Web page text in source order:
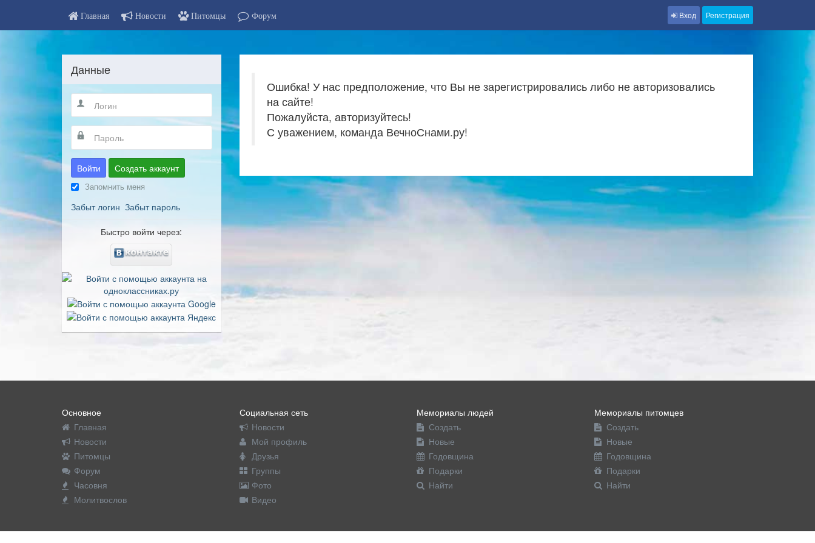
Главная Новости Питомцы Форум Вход Регистрация
Ошибка! У нас предположение, что Вы не зарегистрировались либо не авторизовались
на сайте!
Пожалуйста, авторизуйтесь!
С уважением, команда ВечноСнами.ру!
Данные
Войти Создать аккаунт
Запомнить меня
Забыт логин Забыт пароль
Быстро войти через:
Основное
Главная
Новости
Питомцы
Форум
Часовня
Молитвослов
Социальная сеть
Новости
Мой профиль
Друзья
Группы
Фото
Видео
Мемориалы людей
Создать
Новые
Годовщина
Подарки
Найти
Мемориалы питомцев
Создать
Новые
Годовщина
Подарки
Найти